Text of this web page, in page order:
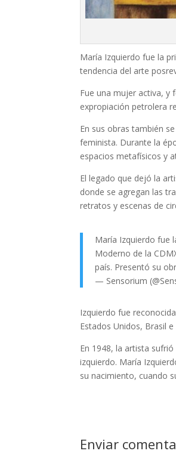
María Izquierdo fue la
tendencia del arte
Fue una mujer activa, y
expropiación petrolera
En sus obras también
feminista. Durante la
espacios metafísicos y
El legado que dejó la
donde se agregan las
retratos y escenas de
María Izquierdo fue
Moderno de la
país. Presentó su
— Sensorium
Izquierdo fue
Estados Unidos, Brasil
En 1948, la artista
izquierdo. María
su nacimiento, cuando
Enviar